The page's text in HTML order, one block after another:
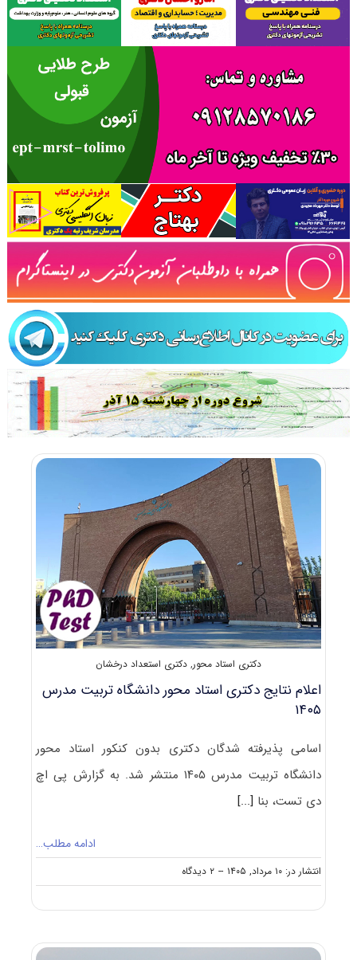
دکتری استاد محور, دکتری استعداد درخشان
اعلام نتایج دکتری استاد محور دانشگاه تربیت مدرس
۱۴۰۵
اسامی پذیرفته شدگان دکتری بدون کنکور استاد محور
دانشگاه تربیت مدرس ۱۴۰۵ منتشر شد. به گزارش پی اچ
دی تست، بنا [...]
ادامه مطلب…
انتشار در: ۱۰ مرداد, ۱۴۰۵ -- ۲ دیدگاه
on
اعلام
محور